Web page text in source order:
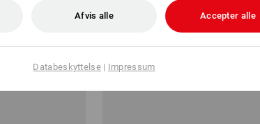
farve (med moms) fra 10 Pakke
Afvis alle Accepter alle
Databeskyttelse| Impressum